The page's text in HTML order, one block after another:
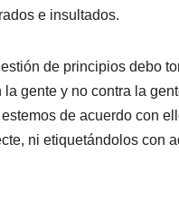
e insultados.
de principios debo
la gente y no contra la
de acuerdo con
ni etiquetándolos con